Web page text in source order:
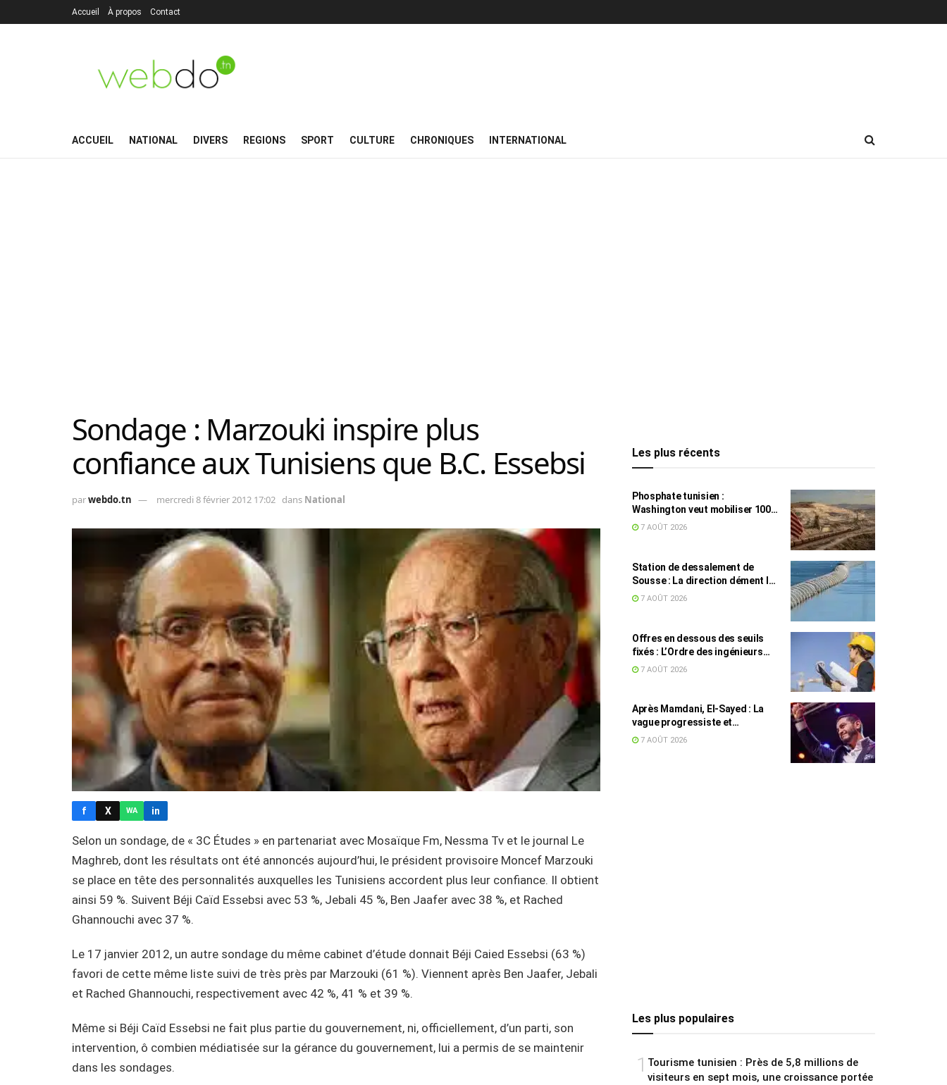
Accueil À propos Contact
ACCUEIL NATIONAL DIVERS REGIONS SPORT CULTURE CHRONIQUES INTERNATIONAL
Sondage : Marzouki inspire plus
confiance aux Tunisiens que B.C. Essebsi
parwebdo.tn mercredi 8 février 2012 17:02 dans National
f X WA in
Selon un sondage, de « 3C Études » en partenariat avec Mosaïque Fm, Nessma Tv et le journal Le
Maghreb, dont les résultats ont été annoncés aujourd’hui, le président provisoire Moncef Marzouki
se place en tête des personnalités auxquelles les Tunisiens accordent plus leur confiance. Il obtient
ainsi 59 %. Suivent Béji Caïd Essebsi avec 53 %, Jebali 45 %, Ben Jaafer avec 38 %, et Rached
Ghannouchi avec 37 %.
Le 17 janvier 2012, un autre sondage du même cabinet d’étude donnait Béji Caied Essebsi (63 %)
favori de cette même liste suivi de très près par Marzouki (61 %). Viennent après Ben Jaafer, Jebali
et Rached Ghannouchi, respectivement avec 42 %, 41 % et 39 %.
Même si Béji Caïd Essebsi ne fait plus partie du gouvernement, ni, officiellement, d’un parti, son
intervention, ô combien médiatisée sur la gérance du gouvernement, lui a permis de se maintenir
dans les sondages.
Les plus récents
Phosphate tunisien :
Washington veut mobiliser 100
millions de dollars, avec la Chine
7 AOÛT 2026
Station de dessalement de
Sousse : La direction dément les
rumeurs sur une eau impropre à
7 AOÛT 2026
Offres en dessous des seuils
fixés : L’Ordre des ingénieurs
hausse le ton
7 AOÛT 2026
Après Mamdani, El-Sayed : La
vague progressiste et
musulmane résiste à l’argent de
7 AOÛT 2026
Les plus populaires
1 Tourisme tunisien : Près de 5,8 millions de
visiteurs en sept mois, une croissance portée